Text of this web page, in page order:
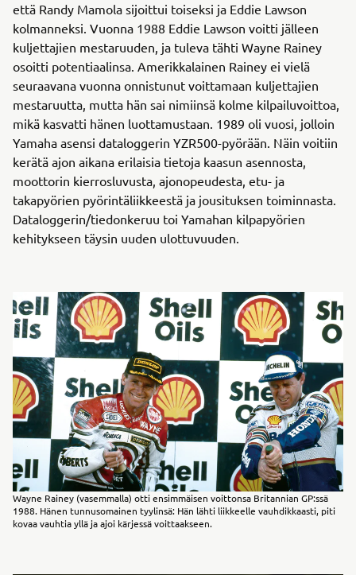
että Randy Mamola sijoittui toiseksi ja Eddie Lawson
kolmanneksi. Vuonna 1988 Eddie Lawson voitti jälleen
kuljettajien mestaruuden, ja tuleva tähti Wayne Rainey
osoitti potentiaalinsa. Amerikkalainen Rainey ei vielä
seuraavana vuonna onnistunut voittamaan kuljettajien
mestaruutta, mutta hän sai nimiinsä kolme kilpailuvoittoa,
mikä kasvatti hänen luottamustaan. 1989 oli vuosi, jolloin
Yamaha asensi dataloggerin YZR500-pyörään. Näin voitiin
kerätä ajon aikana erilaisia tietoja kaasun asennosta,
moottorin kierrosluvusta, ajonopeudesta, etu- ja
takapyörien pyörintäliikkeestä ja jousituksen toiminnasta.
Dataloggerin/tiedonkeruu toi Yamahan kilpapyörien
kehitykseen täysin uuden ulottuvuuden.
Wayne Rainey (vasemmalla) otti ensimmäisen voittonsa Britannian GP:ssä
1988. Hänen tunnusomainen tyylinsä: Hän lähti liikkeelle vauhdikkaasti, piti
kovaa vauhtia yllä ja ajoi kärjessä voittaakseen.